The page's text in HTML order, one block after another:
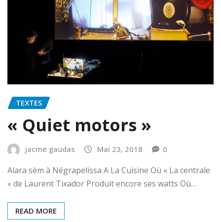
TEXTES
« Quiet motors »
jacme gaudas Mai 23, 2018 0
Alara sèm à Négrapelissa A La Cuisine Où « La centrale
» de Laurent Tixador Produit encore ses watts Où…
READ MORE